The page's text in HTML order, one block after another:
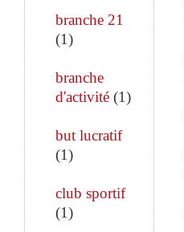
branche 21
(1)
branche
d'activité (1)
but lucratif
(1)
club sportif
(1)